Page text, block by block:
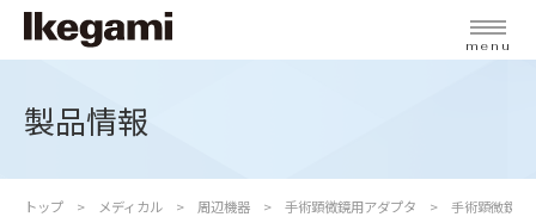
menu
製品情報
トップ メディカル 周辺機器 手術顕微鏡用アダプタ 手術顕微鏡用